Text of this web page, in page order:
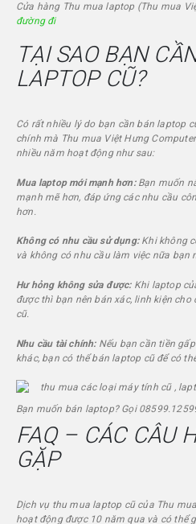
Cửa hàng Thu mua laptop (Thu mua
đường đi
TẠI SAO BẠN
LAPTOP CŨ?
Có rất nhiều lý do bạn cần bán laptop
chính mà Thu mua Việt Hưng Computer
nhiều năm hoạt động như sau:
Mua laptop mới mạnh hơn:Bạn muốn
mạnh mẽ hơn, đáp ứng các nhu cầu
hơn.
Không có nhu cầu sử dụng:Khi không
và không có nhu cầu làm việc nữa bạn
Hư hỏng không sửa được:Khi laptop
được thì bạn nên bán xác, linh kiện
cũ.
Nhu cầu tài chính:Nếu bạn cần tiền
khác, bạn có thể bán laptop cũ để có
Bạn muốn bán laptop? Gọi
FAQ – CÁC CÂU
GẶP
Dịch vụ thu mua laptop cũ của Thu mua
hoạt động được 10 năm qua và có thể